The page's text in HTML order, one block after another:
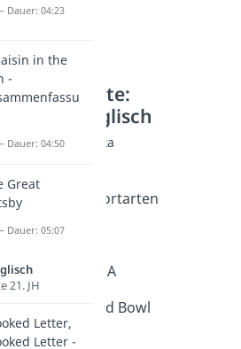
Inhalte:
Englisch
Amerika
04:49
Sportarten
USA
USA
04:22
Pot & Salad Bowl
05:17
Dauer: 04:23
in the
-
Dauer: 04:50
Great
Dauer: 05:07
21. JH
Letter,
Letter -